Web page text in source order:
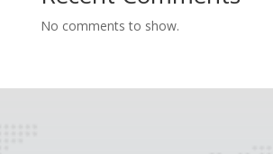
No comments to show.